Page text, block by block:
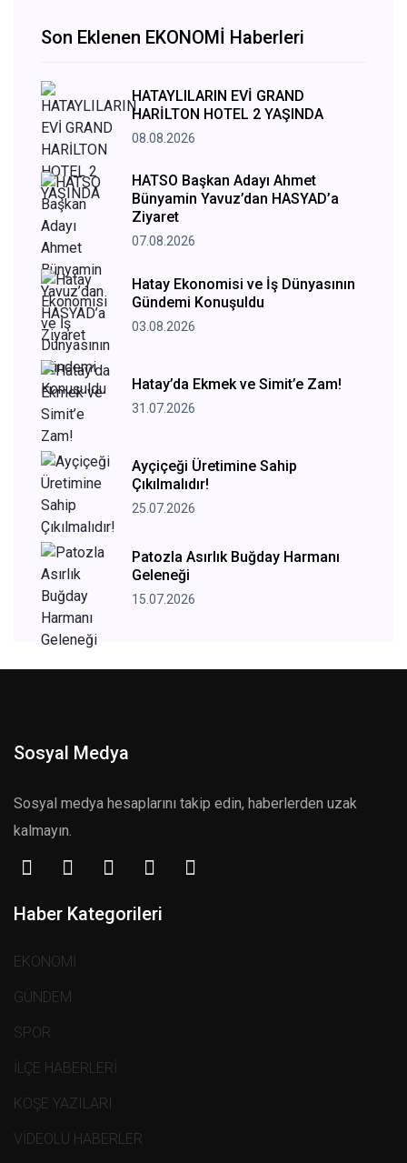
Son Eklenen EKONOMİ Haberleri
HATAYLILARIN EVİ GRAND
HARİLTON HOTEL 2 YAŞINDA
08.08.2026
HATSO Başkan Adayı Ahmet
Bünyamin Yavuz’dan HASYAD’a
Ziyaret
07.08.2026
Hatay Ekonomisi ve İş Dünyasının
Gündemi Konuşuldu
03.08.2026
Hatay’da Ekmek ve Simit’e Zam!
31.07.2026
Ayçiçeği Üretimine Sahip
Çıkılmalıdır!
25.07.2026
Patozla Asırlık Buğday Harmanı
Geleneği
15.07.2026
Sosyal Medya
Sosyal medya hesaplarını takip edin, haberlerden uzak
kalmayın.
Haber Kategorileri
EKONOMİ
GÜNDEM
SPOR
İLÇE HABERLERİ
KÖŞE YAZILARI
VİDEOLU HABERLER